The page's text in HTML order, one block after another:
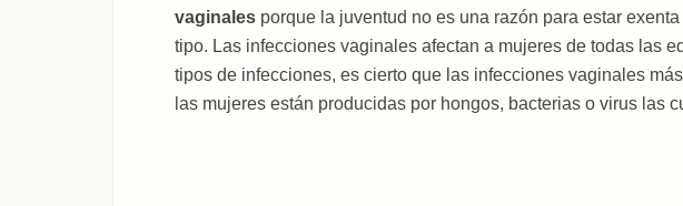
vaginales porque la juventud no es una razón para estar
tipo. Las infecciones vaginales afectan a mujeres de todas las
tipos de infecciones, es cierto que las infecciones vaginales
las mujeres están producidas por hongos, bacterias o virus las